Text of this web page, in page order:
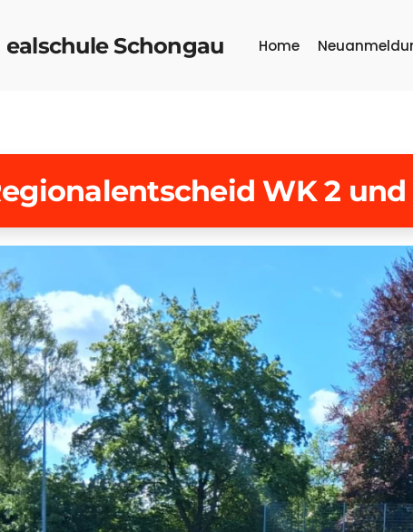
Schongau Home
WK 2